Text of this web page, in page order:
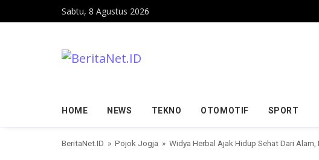
Skip to contentSabtu, 8 Agustus 2026
HOME NEWS TEKNO OTOMOTIF SPORT
BeritaNet.ID » Pojok Jogja » Widya Herbal Ajak Hidup Sehat Dari Alam,